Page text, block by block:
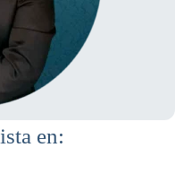
en: